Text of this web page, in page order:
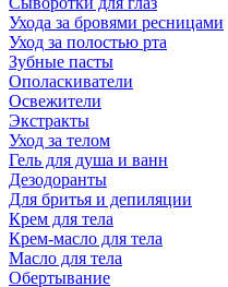
Ухода за бровями ресницами
Уход за полостью рта
Зубные пасты
Ополаскиватели
Освежители
Экстракты
Уход за телом
Гель для душа и ванн
Дезодоранты
Для бритья и депиляции
Крем для тела
Крем-масло для тела
Масло для тела
Обертывание